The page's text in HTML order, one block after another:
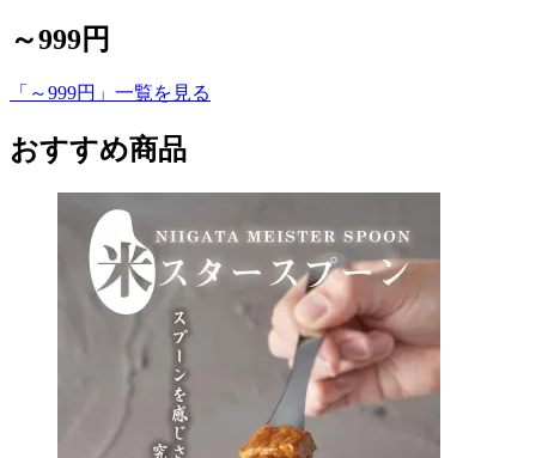
～999円
「～999円」一覧を見る
おすすめ商品